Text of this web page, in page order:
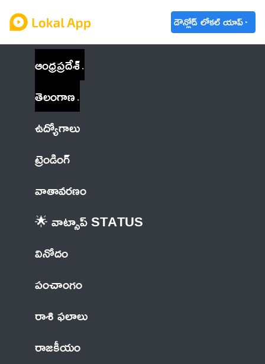
డౌన్లోడ్ లోకల్ యాప్
ఆంధ్రప్రదేశ్
తెలంగాణ
ఉద్యోగాలు
ట్రెండింగ్
వాతావరణం
🌟 వాట్సాప్ STATUS
వినోదం
పంచాంగం
రాశి ఫలాలు
రాజకీయం